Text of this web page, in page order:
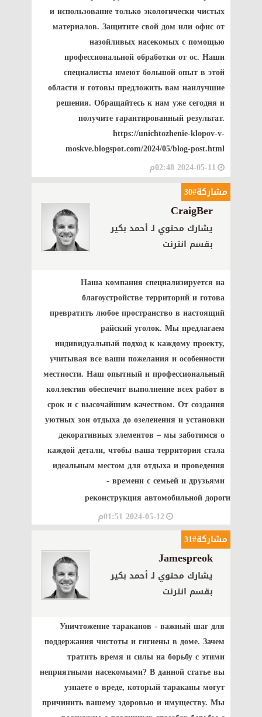
и использование только экологически чистых
материалов. Защитите свой дом или офис от
назойливых насекомых с помощью
профессиональной обработки от ос. Наши
специалисты имеют большой опыт в этой
области и готовы предложить вам наилучшие
решения. Обращайтесь к нам уже сегодня и
получите гарантированный результат.
https://unichtozhenie-klopov-v-
moskve.blogspot.com/2024/05/blog-post.html
2024-05-11 02:48م
مشاركة#30
CraigBer
يشارك محتوي لـ أحمد بكير
بقسم انترنت
Наша компания специализируется на
благоустройстве территорий и готова
превратить любое пространство в настоящий
райский уголок. Мы предлагаем
индивидуальный подход к каждому проекту,
учитывая все ваши пожелания и особенности
местности. Наш опытный и профессиональный
коллектив обеспечит выполнение всех работ в
срок и с высочайшим качеством. От создания
уютных зон отдыха до озеленения и установки
декоративных элементов – мы заботимся о
каждой детали, чтобы ваша территория стала
идеальным местом для отдыха и проведения
времени с семьей и друзьями -
реконструкция автомобильной дороги
2024-05-12 01:51م
مشاركة#31
Jamespreok
يشارك محتوي لـ أحمد بكير
بقسم انترنت
Уничтожение тараканов - важный шаг для
поддержания чистоты и гигиены в доме. Зачем
тратить время и силы на борьбу с этими
неприятными насекомыми? В данной статье вы
узнаете о вреде, который тараканы могут
причинить вашему здоровью и имуществу. Мы